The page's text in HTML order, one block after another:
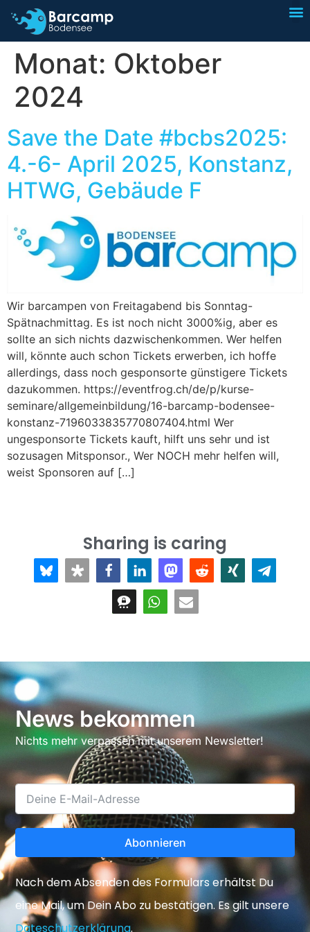
Monat: Oktober
2024
Save the Date #bcbs2025:
4.-6- April 2025, Konstanz,
HTWG, Gebäude F
Wir barcampen von Freitagabend bis Sonntag-
Spätnachmittag. Es ist noch nicht 3000%ig, aber es
sollte an sich nichts dazwischenkommen. Wer helfen
will, könnte auch schon Tickets erwerben, ich hoffe
allerdings, dass noch gesponsorte günstigere Tickets
dazukommen. https://eventfrog.ch/de/p/kurse-
seminare/allgemeinbildung/16-barcamp-bodensee-
konstanz-7196033835770807404.html Wer
ungesponsorte Tickets kauft, hilft uns sehr und ist
sozusagen Mitsponsor., Wer NOCH mehr helfen will,
weist Sponsoren auf […]
Sharing is caring
News bekommen
Nichts mehr verpassen mit unserem Newsletter!
Abonnieren
Nach dem Absenden des Formulars erhältst Du
eine Mail, um Dein Abo zu bestätigen. Es gilt unsere
Dateschutzerklärung.